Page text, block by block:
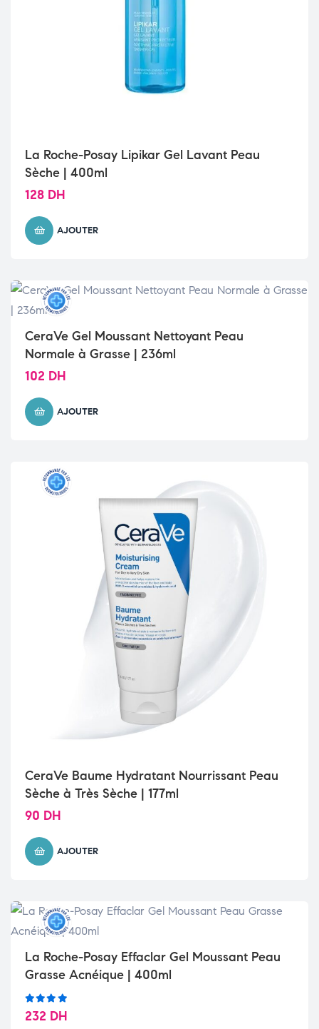
La Roche-Posay Lipikar Gel Lavant Peau
Sèche | 400ml
128 DH
AJOUTER
CeraVe Gel Moussant Nettoyant Peau
Normale à Grasse | 236ml
102 DH
AJOUTER
CeraVe Baume Hydratant Nourrissant Peau
Sèche à Très Sèche | 177ml
90 DH
AJOUTER
La Roche-Posay Effaclar Gel Moussant Peau
Grasse Acnéique | 400ml
Note
232 DH